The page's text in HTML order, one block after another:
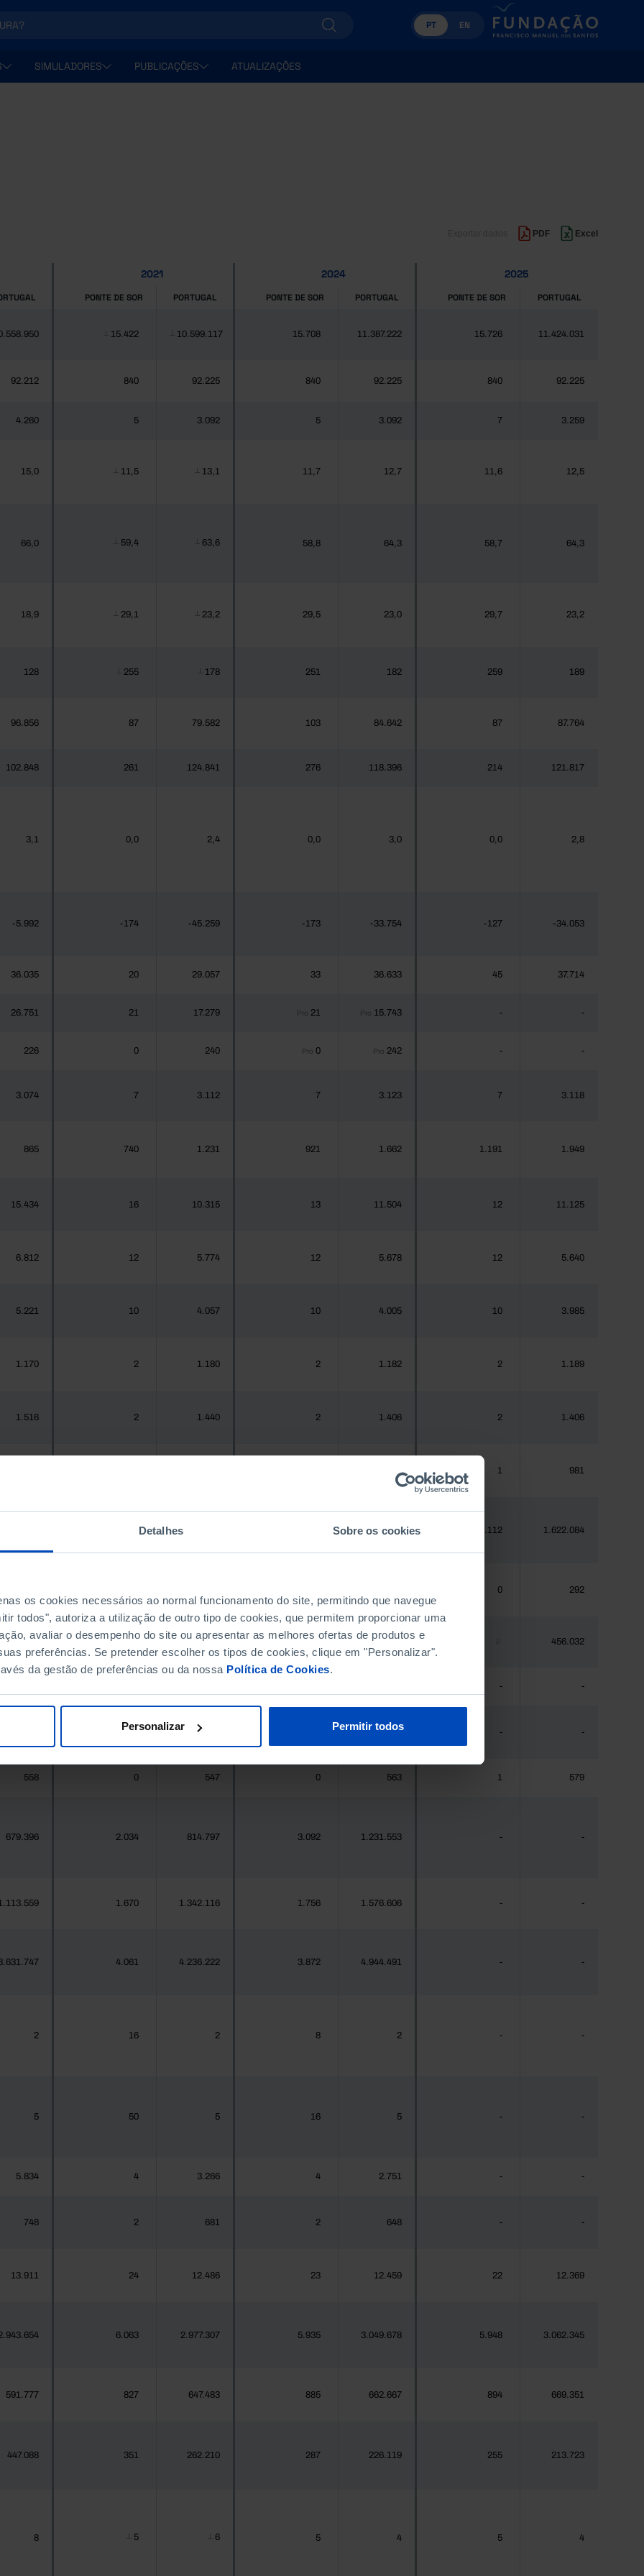
Detalhes Sobre os cookies
os cookies necessários ao normal funcionamento do site, permitindo que navegue
todos", autoriza a utilização de outro tipo de cookies, que permitem proporcionar uma
avaliar o desempenho do site ou apresentar as melhores ofertas de produtos e
preferências. Se pretender escolher os tipos de cookies, clique em "Personalizar".
da gestão de preferências ou da nossa Política de Cookies.
Personalizar Permitir todos
PT EN
SIMULADORES PUBLICAÇÕES ATUALIZAÇÕES
PDF Excel
2021 2024 2025
PONTE DE SOR PORTUGAL PONTE DE SOR PORTUGAL PONTE DE SOR PORTUGAL
15.422 10.599.117 15.708 11.387.222 15.726 11.424.031
92.212 840 92.225 840 92.225 840 92.225
4.260 5 3.092 5 3.092 7 3.259
15,0 11,5 13,1 11,7 12,7 11,6 12,5
66,0 59,4 63,6 58,8 64,3 58,7 64,3
18,9 29,1 23,2 29,5 23,0 29,7 23,2
128 255 178 251 182 259 189
96.856 87 79.582 103 84.642 87 87.764
102.848 261 124.841 276 118.396 214 121.817
3,1 0,0 2,4 0,0 3,0 0,0 2,8
-5.992 -174 -45.259 -173 -33.754 -127 -34.053
36.035 20 29.057 33 36.633 45 37.714
26.751 21 17.279 Pro 21 Pro 15.743 - -
226 0 240 Pro 0 Pro 242 - -
3.074 7 3.112 7 3.123 7 3.118
865 740 1.231 921 1.662 1.191 1.949
15.434 16 10.315 13 11.504 12 11.125
6.812 12 5.774 12 5.678 12 5.640
5.221 10 4.057 10 4.005 10 3.985
1.170 2 1.180 2 1.182 2 1.189
1.516 2 1.440 2 1.406 2 1.406
970 1 981
1.575.679 1.620.555 2.112 1.622.084
0 292
396.268 // 411.995 448.235 456.032
- -
54 24.469 44.941 - -
558 0 547 0 563 1 579
679.396 2.034 814.797 3.092 1.231.553 - -
1.670 1.342.116 1.756 1.576.606 - -
4.061 4.236.222 3.872 4.944.491 - -
2 16 2 8 2 - -
5 50 5 16 5 - -
5.834 4 3.266 4 2.751 - -
748 2 681 2 648 - -
13.911 24 12.486 23 12.459 22 12.369
6.063 2.977.307 5.935 3.049.678 5.948 3.062.345
591.777 827 647.483 885 662.667 894 669.351
447.088 351 262.210 287 226.119 255 213.723
8 5 6 5 4 5 4